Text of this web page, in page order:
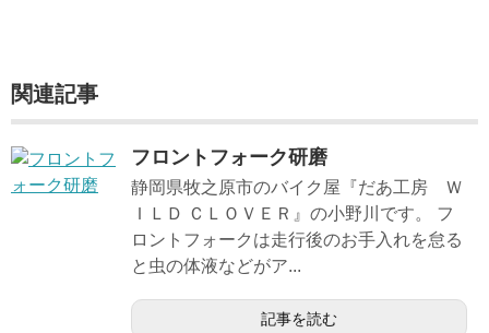
関連記事
フロントフォーク研磨
静岡県牧之原市のバイク屋『だあ工房 Ｗ
ＩＬＤ ＣＬＯＶＥＲ』の小野川です。 フ
ロントフォークは走行後のお手入れを怠る
と虫の体液などがア...
記事を読む